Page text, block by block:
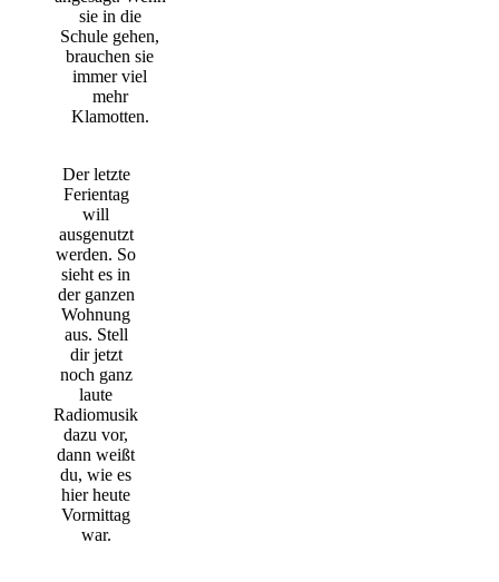
sie in die
Schule gehen,
brauchen sie
immer viel
mehr
Klamotten.
Der letzte
Ferientag
will
ausgenutzt
werden. So
sieht es in
der ganzen
Wohnung
aus. Stell
dir jetzt
noch ganz
laute
Radiomusik
dazu vor,
dann weißt
du, wie es
hier heute
Vormittag
war.